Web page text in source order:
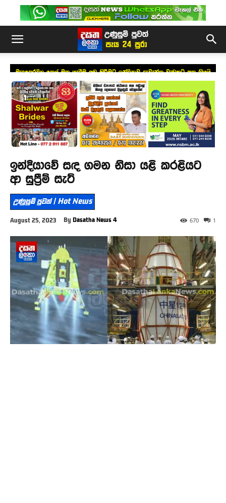
මැදපෙරදිග තෙල් මත යැපීම අඩු කිරීමට ඉන්දියාව දැවැන්ත වැඩකට අත තියයි
ඉන්දියාවේ සඳ ගමන නිසා යළි කරළියට
ආ සුප්‍රීම් සැට්
උණුසුම් පුවත් | Hot News
August 25, 2023 By Dasatha News 4 1
670